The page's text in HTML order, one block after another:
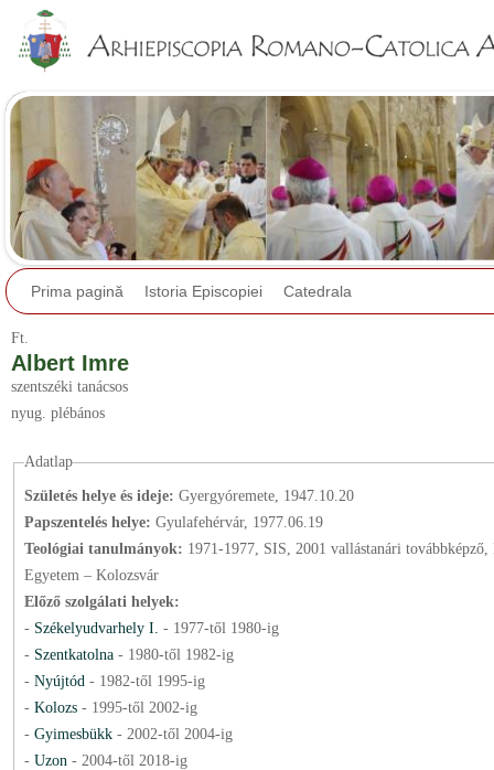
Prima pagină Istoria Episcopiei Catedrala
Ft.
Albert Imre
szentszéki tanácsos
nyug. plébános
Adatlap
Születés helye és ideje: Gyergyóremete, 1947.10.20
Papszentelés helye: Gyulafehérvár, 1977.06.19
Teológiai tanulmányok: 1971-1977, SIS, 2001 vallástanári továbbképző,
Egyetem – Kolozsvár
Előző szolgálati helyek:
- Székelyudvarhely I. - 1977-től 1980-ig
- Szentkatolna - 1980-től 1982-ig
- Nyújtód - 1982-től 1995-ig
- Kolozs - 1995-től 2002-ig
- Gyimesbükk - 2002-től 2004-ig
- Uzon - 2004-től 2018-ig